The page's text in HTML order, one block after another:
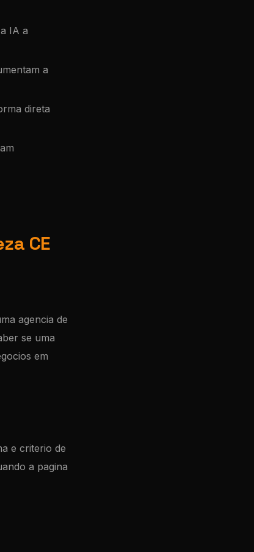
IA a
a
direta
CE
agencia de
se uma
em
e criterio de
a pagina